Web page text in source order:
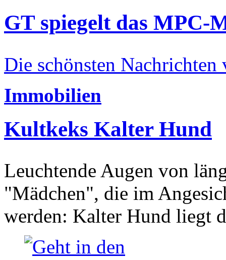
GT spiegelt das MPC-
Die schönsten Nachrichten
Immobilien
Kultkeks Kalter Hund
Leuchtende Augen von
"Mädchen", die im
werden: Kalter Hund liegt